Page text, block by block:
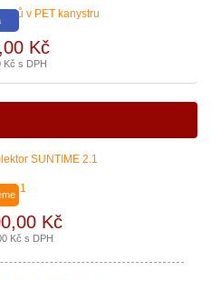
Kč
Kč s DPH
SUNTIME 2.1
Kč
Kč s DPH